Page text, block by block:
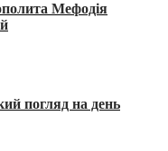
Мефодія
погляд на день